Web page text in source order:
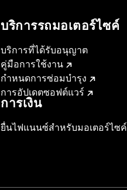
บริการรถมอเตอร์ไซค์​
บริการที่ได้รับอนุญาต
คู่มือการใช้งาน
กำหนดการซ่อมบำรุง
การอัปเดตซอฟต์แวร์
การเงิน
ยื่นไฟแนนซ์สำหรับมอเตอร์ไซค์